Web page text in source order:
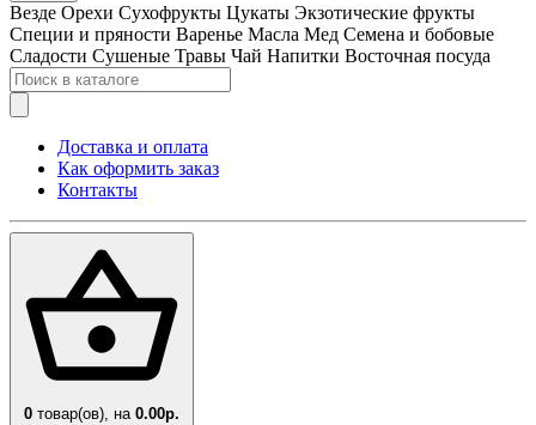
Везде Орехи Сухофрукты Цукаты Экзотические фрукты
Специи и пряности Варенье Масла Мед Семена и бобовые
Сладости Сушеные Травы Чай Напитки Восточная посуда
Доставка и оплата
Как оформить заказ
Контакты
0 товар(ов), на 0.00р.